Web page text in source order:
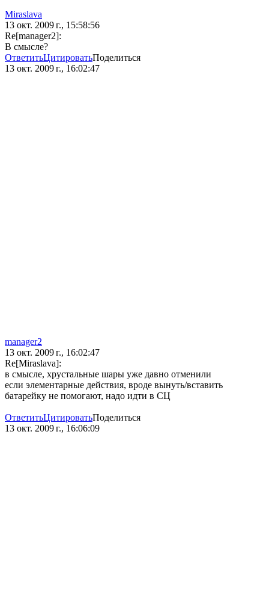
Miraslava
13 окт. 2009 г., 15:58:56
Re[manager2]:
В смысле?
ОтветитьЦитироватьПоделиться
13 окт. 2009 г., 16:02:47
manager2
13 окт. 2009 г., 16:02:47
Re[Miraslava]:
в смысле, хрустальные шары уже давно отменили
если элементарные действия, вроде вынуть/вставить
батарейку не помогают, надо идти в СЦ
ОтветитьЦитироватьПоделиться
13 окт. 2009 г., 16:06:09